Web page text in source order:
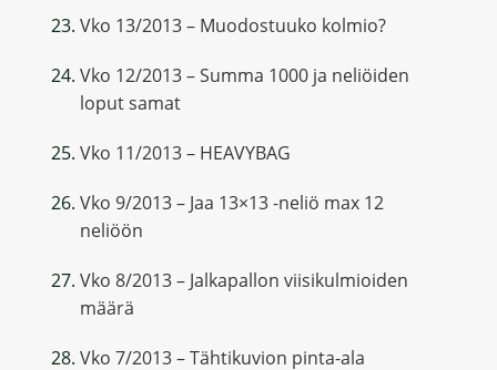
Vko 13/2013 – Muodostuuko kolmio?
Vko 12/2013 – Summa 1000 ja neliöiden
loput samat
Vko 11/2013 – HEAVYBAG
Vko 9/2013 – Jaa 13×13 -neliö max 12
neliöön
Vko 8/2013 – Jalkapallon viisikulmioiden
määrä
Vko 7/2013 – Tähtikuvion pinta-ala